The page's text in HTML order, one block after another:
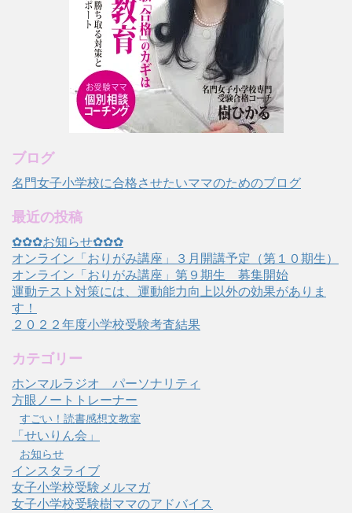
ブログ
名門女子小学校に合格させたいママのためのブログ
最近の投稿
✿✿✿お知らせ✿✿✿
オンライン「おりがみ講座」３月開講予定（第１０期生）
オンライン「おりがみ講座」第９期生 募集開始
運動テスト対策には、運動能力向上以外の効果がありま
す！
２０２２年度小学校受験考査結果
カテゴリー
ホンマルラジオ パーソナリティ
方眼ノートトレーナー
すごい！読書感想文教室
「せいりん会」
お知らせ
インスタライブ
女子小学校受験メルマガ
女子小学校受験樹ママのアドバイス